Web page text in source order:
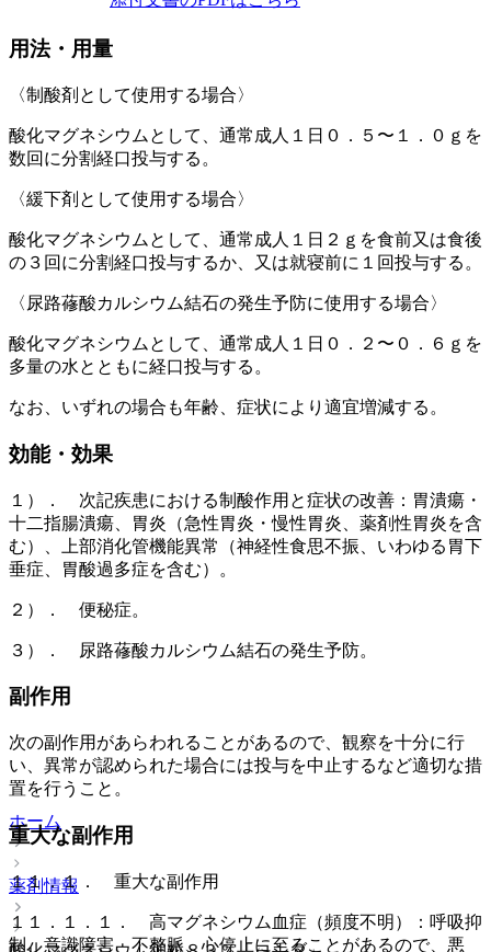
用法・用量
〈制酸剤として使用する場合〉
酸化マグネシウムとして、通常成人１日０．５〜１．０ｇを
数回に分割経口投与する。
〈緩下剤として使用する場合〉
酸化マグネシウムとして、通常成人１日２ｇを食前又は食後
の３回に分割経口投与するか、又は就寝前に１回投与する。
〈尿路蓚酸カルシウム結石の発生予防に使用する場合〉
酸化マグネシウムとして、通常成人１日０．２〜０．６ｇを
多量の水とともに経口投与する。
なお、いずれの場合も年齢、症状により適宜増減する。
効能・効果
１）． 次記疾患における制酸作用と症状の改善：胃潰瘍・
十二指腸潰瘍、胃炎（急性胃炎・慢性胃炎、薬剤性胃炎を含
む）、上部消化管機能異常（神経性食思不振、いわゆる胃下
垂症、胃酸過多症を含む）。
２）． 便秘症。
３）． 尿路蓚酸カルシウム結石の発生予防。
副作用
次の副作用があらわれることがあるので、観察を十分に行
い、異常が認められた場合には投与を中止するなど適切な措
置を行うこと。
重大な副作用
１１．１． 重大な副作用
１１．１．１． 高マグネシウム血症（頻度不明）：呼吸抑
制、意識障害、不整脈、心停止に至ることがあるので、悪
ホーム
薬剤情報